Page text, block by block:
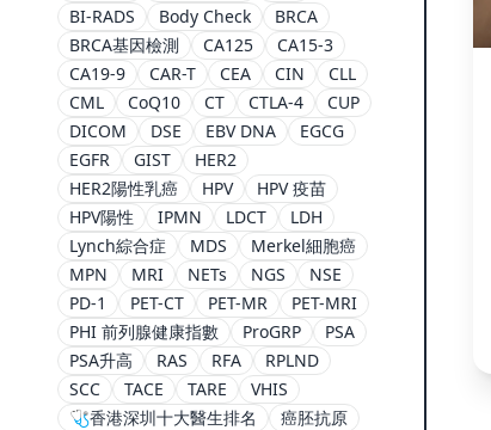
BI-RADS
Body Check
BRCA
BRCA基因檢測
CA125
CA15-3
CA19-9
CAR-T CEA CIN
CLL
CML
CoQ10 CT CTLA-4
CUP
DICOM
DSE EBV DNA
EGCG
EGFR
GIST
HER2
HER2陽性乳癌
HPV
HPV 疫苗
HPV陽性
IPMN LDCT
LDH
Lynch綜合症
MDS
Merkel細胞癌
MPN
MRI NETs NGS
NSE
PD-1
PET-CT PET-MR
PET-MRI
PHI 前列腺健康指數
ProGRP
PSA
PSA升高
RAS RFA
RPLND
SCC
TACE TARE
VHIS
🩺香港深圳十大醫生排名
癌胚抗原